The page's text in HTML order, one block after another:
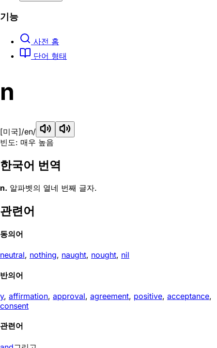
기능
사전 홈
단어 형태
n
[미국]/en/
빈도: 매우 높음
한국어 번역
n. 알파벳의 열네 번째 글자.
관련어
동의어
neutral, nothing, naught, nought, nil
반의어
y, affirmation, approval, agreement, positive, acceptance,
consent
관련어